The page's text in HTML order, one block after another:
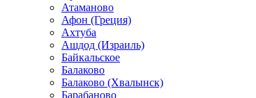
Атаманово
Афон (Греция)
Ахтуба
Ашдод (Израиль)
Байкальское
Балаково
Балаково (Хвалынск)
Барабаново